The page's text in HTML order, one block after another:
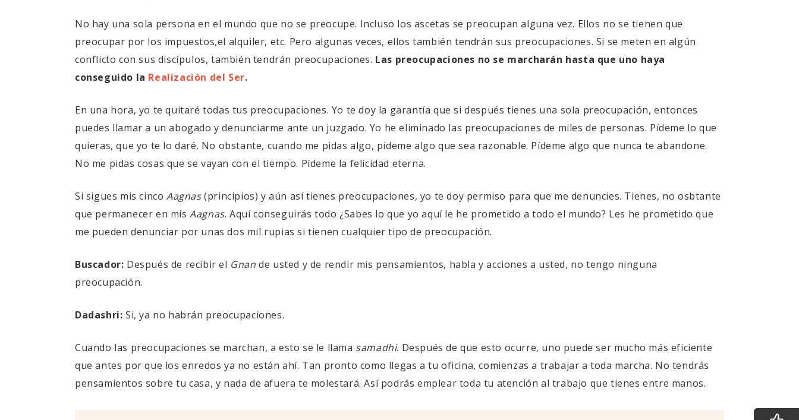
No hay una sola persona en el mundo que no se preocupe. Incluso los ascetas se preocupan alguna vez. Ellos no se tienen que
preocupar por los impuestos,el alquiler, etc. Pero algunas veces, ellos también tendrán sus preocupaciones. Si se meten en algún
conflicto con sus discípulos, también tendrán preocupaciones. Las preocupaciones no se marcharán hasta que uno haya
conseguido la Realización del Ser.
En una hora, yo te quitaré todas tus preocupaciones. Yo te doy la garantía que si después tienes una sola preocupación, entonces
puedes llamar a un abogado y denunciarme ante un juzgado. Yo he eliminado las preocupaciones de miles de personas. Pídeme lo que
quieras, que yo te lo daré. No obstante, cuando me pidas algo, pídeme algo que sea razonable. Pídeme algo que nunca te abandone.
No me pidas cosas que se vayan con el tiempo. Pídeme la felicidad eterna.
Si sigues mis cinco Aagnas(principios) y aún así tienes preocupaciones, yo te doy permiso para que me denuncies. Tienes, no osbtante
que permanecer en misAagnas. Aquí conseguirás todo ¿Sabes lo que yo aquí le he prometido a todo el mundo? Les he prometido que
me pueden denunciar por unas dos mil rupias si tienen cualquier tipo de preocupación.
Buscador: Después de recibir el Gnan de usted y de rendir mis pensamientos, habla y acciones a usted, no tengo ninguna
preocupación.
Dadashri: Si, ya no habrán preocupaciones.
Cuando las preocupaciones se marchan, a esto se le llama samadhi. Después de que esto ocurre, uno puede ser mucho más eficiente
que antes por que los enredos ya no están ahí. Tan pronto como llegas a tu oficina, comienzas a trabajar a toda marcha. No tendrás
pensamientos sobre tu casa, y nada de afuera te molestará. Así podrás emplear toda tu atención al trabajo que tienes entre manos.